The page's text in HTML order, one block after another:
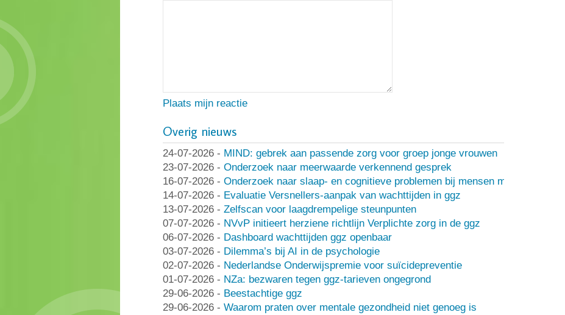
Plaats mijn reactie
Overig nieuws
24-07-2026 - MIND: gebrek aan passende zorg voor groep jonge vrouwen
23-07-2026 - Onderzoek naar meerwaarde verkennend gesprek
16-07-2026 - Onderzoek naar slaap- en cognitieve problemen bij mensen met een
14-07-2026 - Evaluatie Versnellers-aanpak van wachttijden in ggz
13-07-2026 - Zelfscan voor laagdrempelige steunpunten
07-07-2026 - NVvP initieert herziene richtlijn Verplichte zorg in de ggz
06-07-2026 - Dashboard wachttijden ggz openbaar
03-07-2026 - Dilemma’s bij AI in de psychologie
02-07-2026 - Nederlandse Onderwijspremie voor suïcidepreventie
01-07-2026 - NZa: bezwaren tegen ggz-tarieven ongegrond
29-06-2026 - Beestachtige ggz
29-06-2026 - Waarom praten over mentale gezondheid niet genoeg is